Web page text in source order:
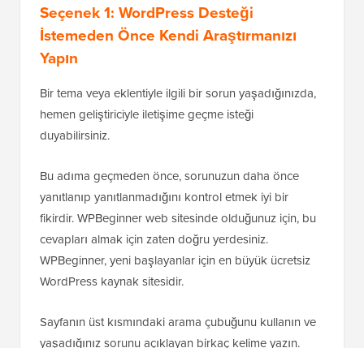
Seçenek 1: WordPress Desteği
İstemeden Önce Kendi Araştırmanızı
Yapın
Bir tema veya eklentiyle ilgili bir sorun yaşadığınızda,
hemen geliştiriciyle iletişime geçme isteği
duyabilirsiniz.
Bu adıma geçmeden önce, sorunuzun daha önce
yanıtlanıp yanıtlanmadığını kontrol etmek iyi bir
fikirdir. WPBeginner web sitesinde olduğunuz için, bu
cevapları almak için zaten doğru yerdesiniz.
WPBeginner, yeni başlayanlar için en büyük ücretsiz
WordPress kaynak sitesidir.
Sayfanın üst kısmındaki arama çubuğunu kullanın ve
yaşadığınız sorunu açıklayan birkaç kelime yazın.